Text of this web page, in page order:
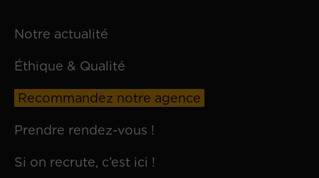
Notre actualité
Éthique & Qualité
Recommandez notre agence
Prendre rendez-vous !
Si on recrute, c’est ici !